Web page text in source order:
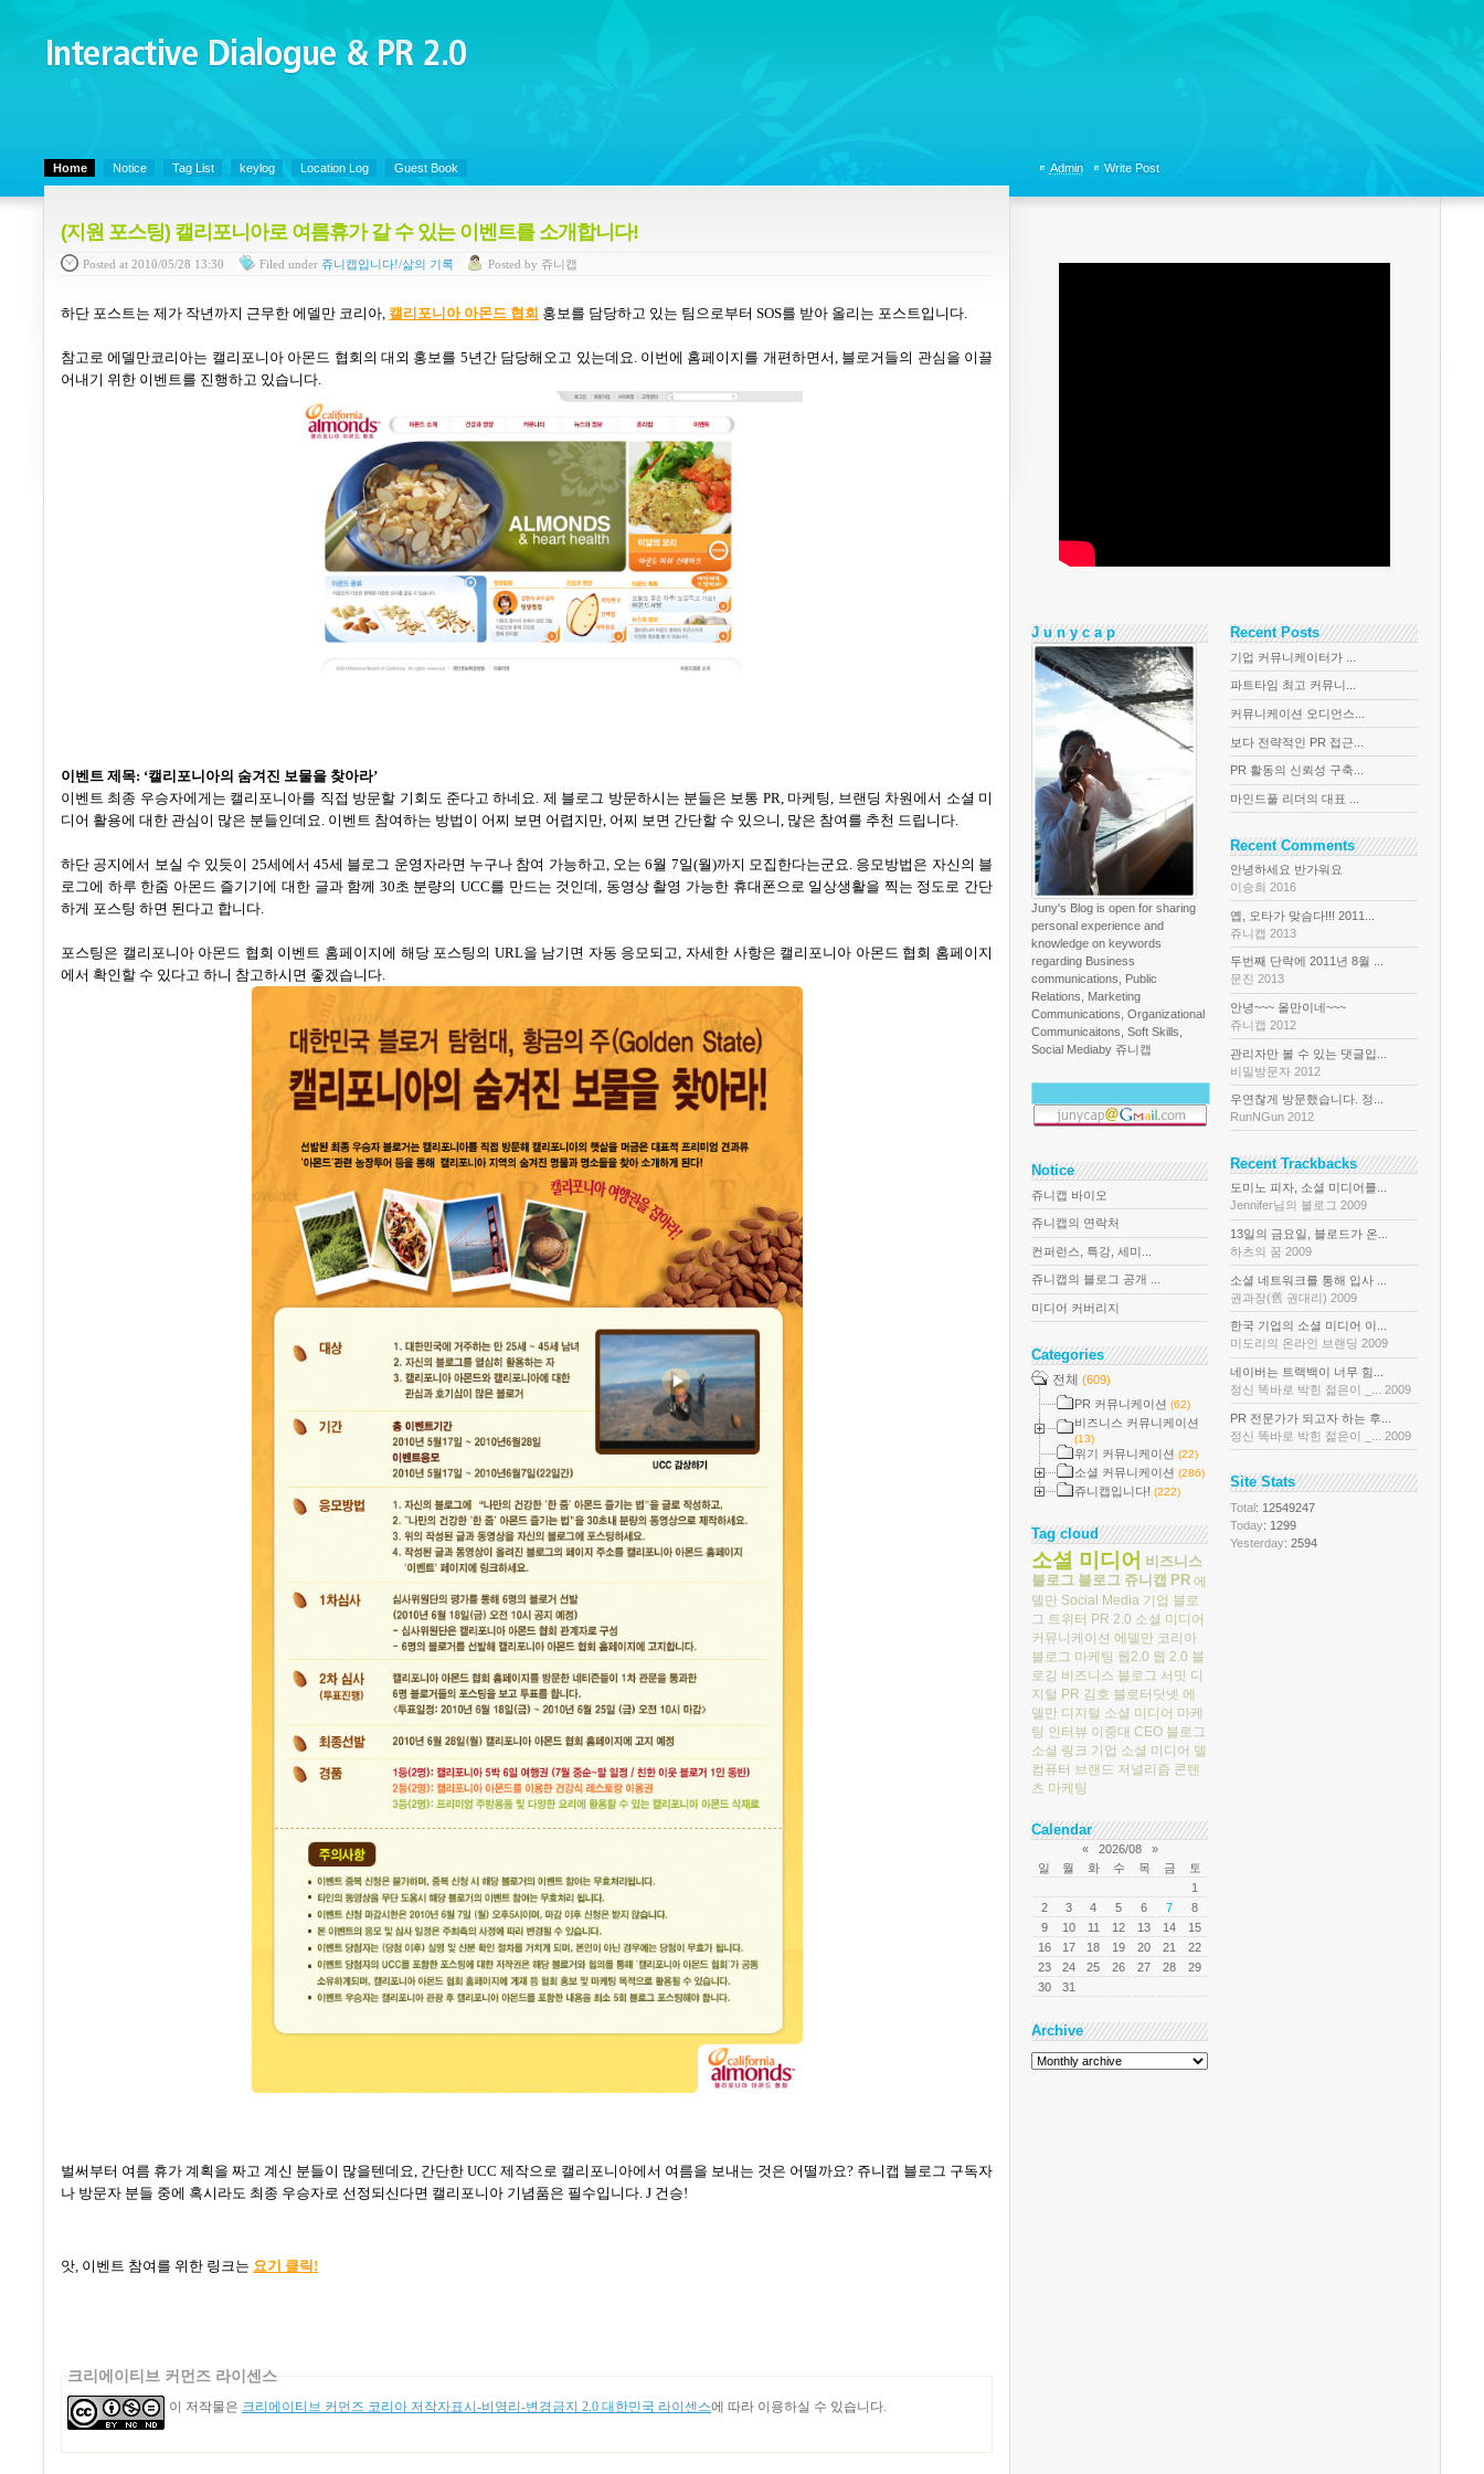
Interactive Dialogue &
PR 2.0
Home Notice Tag List keylog Location Log Guest Book
(지원 포스팅) 캘리포니아로 여름휴가 갈 수 있는 이벤트를 소개합니다!
Posted at 2010/05/28 13:30 Filed under 쥬니캡입니다!/삶의 기록 Posted by 쥬니캡
하단 포스트는 제가 작년까지 근무한 에델만 코리아, 캘리포니아 아몬드 협회 홍보를 담당하고 있는 팀으로부터 SOS를 받아 올리는 포스트입니다.
참고로 에델만코리아는 캘리포니아 아몬드 협회의 대외 홍보를 5년간 담당해오고 있는데요. 이번에 홈페이지를 개편하면서, 블로거들의 관심을 이끌
어내기 위한 이벤트를 진행하고 있습니다.
이벤트 제목: ‘캘리포니아의 숨겨진 보물을 찾아라’
이벤트 최종 우승자에게는 캘리포니아를 직접 방문할 기회도 준다고 하네요 제 블로그 방문하시는 분들은 보통 PR, 마케팅
브랜딩 차원에서 소셜 미
디어 활용에 대한 관심이 많은 분들인데요 이벤트 참여하는 방법이 어찌 보면 어렵지만 어찌 보면 간단할 수 있으니 많은 참여를 추천 드립니다
하단 공지에서 보실 수 있듯이 25세에서 45세 블로그 운영자라면 누구나 참여 가능하고 오는6월 7일(월)까지 모집한다는군요 응모방법은 자신의 블
로그에 하루 한줌 아몬드 즐기기에 대한 글과 함께 30초 분량의 UCC를 만드는 것인데
동영상 촬영 가능한 휴대폰으로 일상생활을 찍는 정도로 간단
하게 포스팅 하면 된다고 합니다
포스팅은 캘리포니아 아몬드 협회 이벤트 홈페이지에 해당 포스팅의 URL을 남기면 자동 응모되고 ,자세한 사항은 캘리포니아 아몬드 협회 홈페이지
에서 확인할 수 있다고 하니 참고하시면 좋겠습니다
벌써부터 여름 휴가 계획을 짜고 계신 분들이 많을텐데요 간단한 UCC 제작으로 캘리포니아에서 여름을 보내는 것은 어떨까요? 쥬니캡 블로그 구독자
나 방문자 분들 중에 혹시라도 최종 우승자로 선정되신다면 캘리포니아 기념품은 필수입니다 J 건승!
앗 이벤트 참여를 위한 링크는 요기 클릭!
크리에이티브 커먼즈 라이센스
이 저작물은 크리에이티브 커먼즈 코리아 저작자표시-비영리-변경금지 2.0 대한민국 라이센스에 따라 이용하실 수 있습니다.
Admin Write Post
J u n y c a p
Juny's Blog is open for sharing
personal experience and
knowledge on keywords
regarding Business
communications, Public
Relations, Marketing
Communications, Organizational
Communicaitons, Soft Skills,
Social Mediaby 쥬니캡
Notice
쥬니캡 바이오
쥬니캡의 연락처
컨퍼런스, 특강, 세미...
쥬니캡의 블로그 공개 ...
미디어 커버리지
Categories
전체 (609)
PR 커뮤니케이션 (62)
비즈니스 커뮤니케이션
(13)
위기 커뮤니케이션 (22)
소셜 커뮤니케이션 (286)
쥬니캡입니다! (222)
Tag cloud
소셜 미디어 비즈니스
블로그 블로그 쥬니캡 PR 에
델만 Social Media 기업 블로
그 트위터 PR 2.0 소셜 미디어
커뮤니케이션 에델만 코리아
블로그 마케팅 웹2.0 웹 2.0 블
로깅 비즈니스 블로그 서밋 디
지털 PR 김호 블로터닷넷 에
델만 디지털 소셜 미디어 마케
팅 인터뷰 이중대 CEO 블로그
소셜 링크 기업 소셜 미디어 델
컴퓨터 브랜드 저널리즘 콘텐
츠 마케팅
Calendar
« 2026/08
»
일
월 화 수 목 금
토
1
2
3 4 5 6 7
8
9
10 11 12 13 14
15
16
17 18 19 20 21
22
23
24 25 26 27 28
29
30
31
Archive
Recent Posts
기업 커뮤니케이터가 ...
파트타임 최고 커뮤니...
커뮤니케이션 오디언스...
보다 전략적인 PR 접근...
PR 활동의 신뢰성 구축...
마인드풀 리더의 대표 ...
Recent Comments
안녕하세요 반가워요
이승희 2016
옙, 오타가 맞슴다!!! 2011...
쥬니캡 2013
두번째 단락에 2011년 8월 ...
문진 2013
안녕~~~ 올만이네~~~
쥬니캡 2012
관리자만 볼 수 있는 댓글입...
비밀방문자 2012
우연찮게 방문했습니다. 정...
RunNGun 2012
Recent Trackbacks
도미노 피자, 소셜 미디어를...
Jennifer님의 블로그 2009
13일의 금요일, 블로드가 온...
하츠의 꿈 2009
소셜 네트워크를 통해 입사 ...
권과장(舊 권대리) 2009
한국 기업의 소셜 미디어 이...
미도리의 온라인 브랜딩 2009
네이버는 트랙백이 너무 힘...
정신 똑바로 박힌 젊은이 _... 2009
PR 전문가가 되고자 하는 후...
정신 똑바로 박힌 젊은이 _... 2009
Site Stats
Total: 12549247
Today: 1299
Yesterday: 2594